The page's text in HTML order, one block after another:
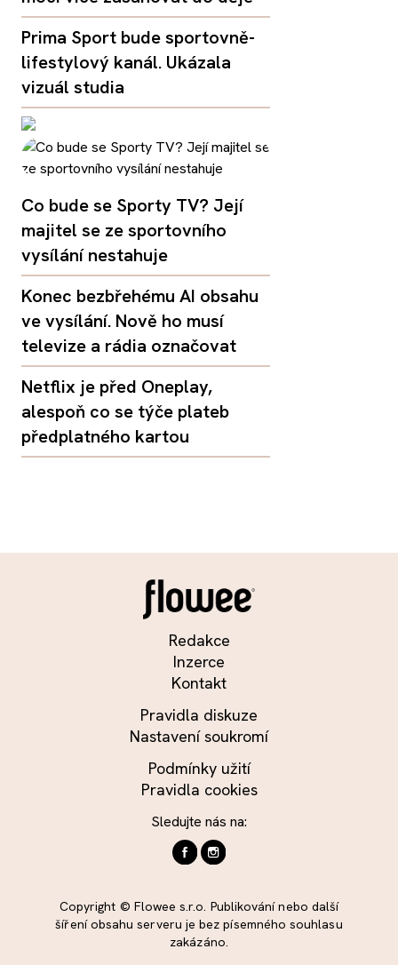
Prima Sport bude sportovně-
lifestylový kanál. Ukázala
vizuál studia
Co bude se Sporty TV? Její
majitel se ze sportovního
vysílání nestahuje
Konec bezbřehému AI obsahu
ve vysílání. Nově ho musí
televize a rádia označovat
Netflix je před Oneplay,
alespoň co se týče plateb
předplatného kartou
Redakce
Inzerce
Kontakt
Pravidla diskuze
Nastavení soukromí
Podmínky užití
Pravidla cookies
Sledujte nás na:
Copyright © Flowee s.r.o. Publikování nebo další
šíření obsahu serveru je bez písemného souhlasu
zakázáno.